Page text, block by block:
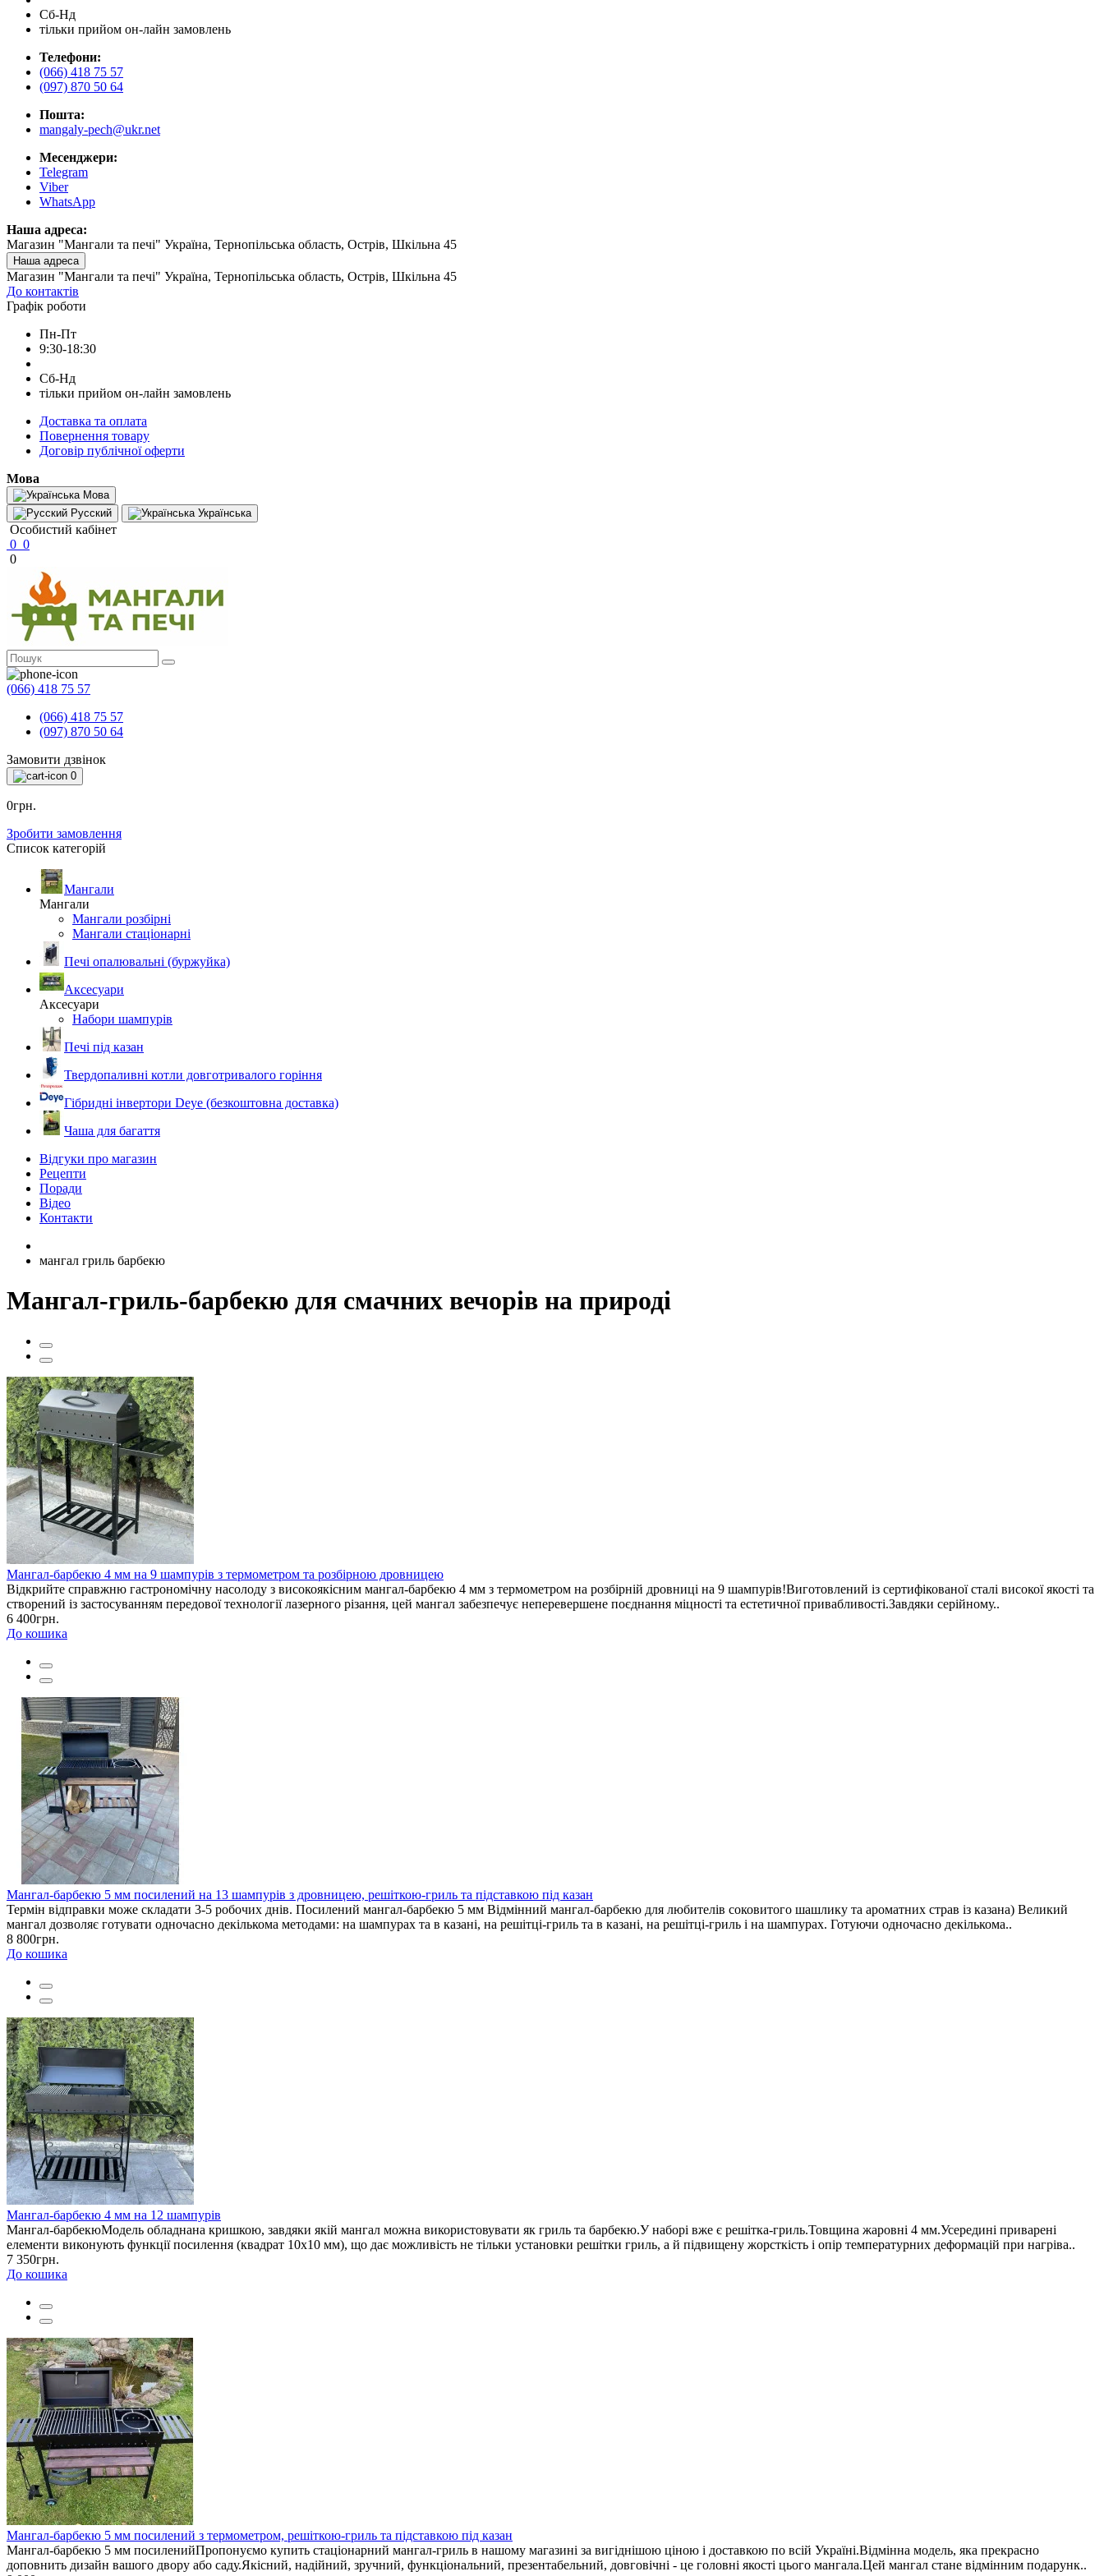
Сб-Нд
тільки прийом он-лайн замовлень
Телефони:
(066) 418 75 57
(097) 870 50 64
Пошта:
mangaly-pech@ukr.net
Месенджери:
Telegram
Viber
WhatsApp
Наша адреса:
Магазин "Мангали та печі" Україна, Тернопільська область, Острів, Шкільна 45
Наша адреса
Магазин "Мангали та печі" Україна, Тернопільська область, Острів, Шкільна 45
До контактів
Графік роботи
Пн-Пт
9:30-18:30
Сб-Нд
тільки прийом он-лайн замовлень
Доставка та оплата
Повернення товару
Договір публічної оферти
Мова
Мова
Русский
Українська
Особистий кабінет
0 0
0
(066) 418 75 57
(066) 418 75 57
(097) 870 50 64
Замовити дзвінок
0
0грн.
Зробити замовлення
Список категорій
Мангали
Мангали
Мангали розбірні
Мангали стаціонарні
Печі опалювальні (буржуйка)
Аксесуари
Аксесуари
Набори шампурів
Печі під казан
Твердопаливні котли довготривалого горіння
Гібридні інвертори Deye (безкоштовна доставка)
Чаша для багаття
Відгуки про магазин
Рецепти
Поради
Відео
Контакти
мангал гриль барбекю
Мангал-гриль-барбекю для смачних вечорів на природі
Мангал-барбекю 4 мм на 9 шампурів з термометром та розбірною дровницею
Відкрийте справжню гастрономічну насолоду з високоякісним мангал-барбекю 4 мм з термометром на розбірній дровниці на 9 шампурів!Виготовлений із сертифікованої сталі високої якості та
створений із застосуванням передової технології лазерного різання, цей мангал забезпечує неперевершене поєднання міцності та естетичної привабливості.Завдяки серійному..
6 400грн.
До кошика
Мангал-барбекю 5 мм посилений на 13 шампурів з дровницею, решіткою-гриль та підставкою під казан
Термін відправки може складати 3-5 робочих днів. Посилений мангал-барбекю 5 мм Відмінний мангал-барбекю для любителів соковитого шашлику та ароматних страв із казана) Великий
мангал дозволяє готувати одночасно декількома методами: на шампурах та в казані, на решітці-гриль та в казані, на решітці-гриль і на шампурах. Готуючи одночасно декількома..
8 800грн.
До кошика
Мангал-барбекю 4 мм на 12 шампурів
Мангал-барбекюМодель обладнана кришкою, завдяки якій мангал можна використовувати як гриль та барбекю.У наборі вже є решітка-гриль.Товщина жаровні 4 мм.Усередині приварені
елементи виконують функції посилення (квадрат 10х10 мм), що дає можливість не тільки установки решітки гриль, а й підвищену жорсткість і опір температурних деформацій при нагріва..
7 350грн.
До кошика
Мангал-барбекю 5 мм посилений з термометром, решіткою-гриль та підставкою під казан
Мангал-барбекю 5 мм посиленийПропонуємо купить стаціонарний мангал-гриль в нашому магазині за вигіднішою ціною і доставкою по всій Україні.Відмінна модель, яка прекрасно
доповнить дизайн вашого двору або саду.Якісний, надійний, зручний, функціональний, презентабельний, довговічні - це головні якості цього мангала.Цей мангал стане відмінним подарунк..